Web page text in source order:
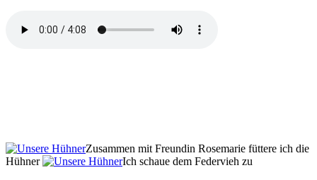
Zusammen mit Freundin Rosemarie füttere ich die
Hühner
Ich schaue dem Federvieh zu